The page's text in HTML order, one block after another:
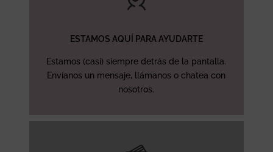
ESTAMOS AQUÍ PARA AYUDARTE
Estamos (casi) siempre detrás de la pantalla.
Envíanos un mensaje, llámanos o chatea con
nosotros.